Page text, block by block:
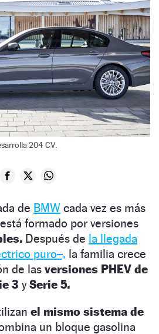
204 CV.
de BMW cada vez es más
formado por versiones
Después de la llegada
puro–, la familia crece
de las versiones PHEV de
3 ySerie 5.
el mismo sistema de
un bloque gasolina